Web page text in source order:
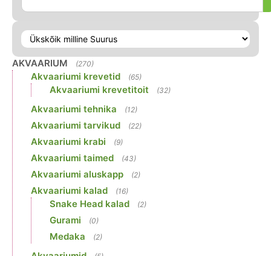
AKVAARIUM (270)
Akvaariumi krevetid (65)
Akvaariumi krevetitoit (32)
Akvaariumi tehnika (12)
Akvaariumi tarvikud (22)
Akvaariumi krabi (9)
Akvaariumi taimed (43)
Akvaariumi aluskapp (2)
Akvaariumi kalad (16)
Snake Head kalad (2)
Gurami (0)
Medaka (2)